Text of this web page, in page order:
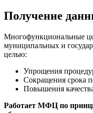
Получение
Многофункциональные
муниципальных и
целью:
Упрощения
Сокращения срока
Повышения
Работает МФЦ по